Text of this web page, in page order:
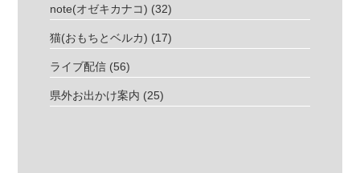
note(オゼキカナコ) (32)
猫(おもちとベルカ) (17)
ライブ配信 (56)
県外お出かけ案内 (25)